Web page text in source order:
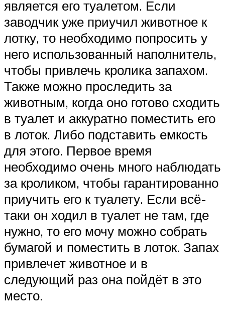
является его туалетом. Если
заводчик уже приучил животное к
лотку, то необходимо попросить у
него использованный наполнитель,
чтобы привлечь кролика запахом.
Также можно проследить за
животным, когда оно готово сходить
в туалет и аккуратно поместить его
в лоток. Либо подставить емкость
для этого. Первое время
необходимо очень много наблюдать
за кроликом, чтобы гарантированно
приучить его к туалету. Если всё-
таки он ходил в туалет не там, где
нужно, то его мочу можно собрать
бумагой и поместить в лоток. Запах
привлечет животное и в
следующий раз она пойдёт в это
место.